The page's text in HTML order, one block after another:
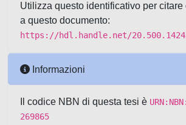
Utilizza questo identificativo per citare
a questo documento:
https://hdl.handle.net/
Informazioni
Il codice NBN di questa tesi è
269865